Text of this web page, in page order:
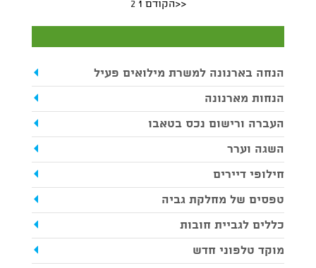
<<הקודם 1
2
הנחה בארנונה למשרת מילואים פעיל
הנחות מארנונה
העברה ורישום נכס בטאבו
השגה וערר
חילופי דיירים
טפסים של מחלקת גביה
כללים לגביית חובות
מוקד טלפוני חדש